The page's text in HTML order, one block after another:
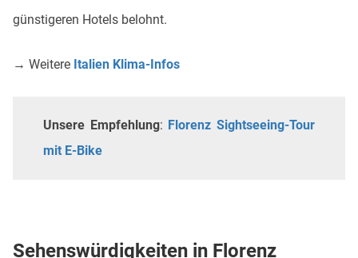
günstigeren Hotels belohnt.
→ Weitere Italien Klima-Infos
Unsere Empfehlung: Florenz Sightseeing-Tour
mit E-Bike
Sehenswürdigkeiten in Florenz